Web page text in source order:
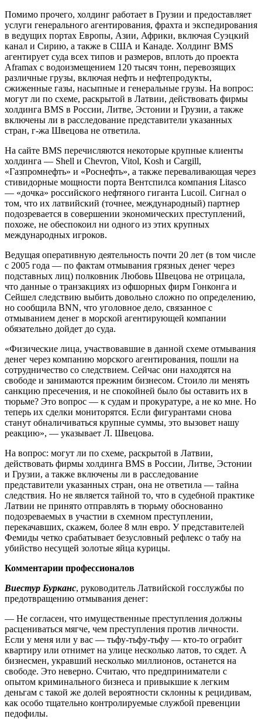
Помимо прочего, холдинг работает в Грузии и предоставляет
услуги генерального агентирования, фрахта и экспедирования
в ведущих портах Европы, Азии, Африки, включая Суэцкий
канал и Сирию, а также в США и Канаде. Холдинг BMS
агентирует суда всех типов и размеров, вплоть до проекта
Aframax c водоизмещением 120 тысяч тонн, перевозящих
различные грузы, включая нефть и нефтепродукты,
сжиженные газы, насыпные и генеральные грузы. На вопрос:
могут ли по схеме, раскрытой в Латвии, действовать фирмы
холдинга BMS в России, Литве, Эстонии и Грузии, а также
включены ли в расследование представители указанных
стран, г-жа Швецова не ответила.
На сайте BMS перечисляются некоторые крупные клиенты
холдинга — Shell и Chevron, Vitol, Kosh и Cargill,
«Газпромнефть» и «Роснефть», а также переваливающая через
стивидорные мощности порта Вентспилса компания Litasco
— «дочка» российского нефтяного гиганта Lucoil. Сигнал о
том, что их латвийский (точнее, международный) партнер
подозревается в совершении экономических преступлений,
похоже, не обеспокоил ни одного из этих крупных
международных игроков.
Ведущая оперативную деятельность почти 20 лет (в том числе
с 2005 года — по фактам отмывания грязных денег через
подставных лиц) полковник Любовь Швецова не отрицала,
что данные о транзакциях из офшорных фирм Гонконга и
Сейшел следствию выбить довольно сложно по определению,
но сообщила BNN, что уголовное дело, связанное с
отмыванием денег в морской агентирующей компании
обязательно дойдет до суда.
«Физические лица, участвовавшие в данной схеме отмывания
денег через компанию морского агентирования, пошли на
сотрудничество со следствием. Сейчас они находятся на
свободе и занимаются прежним бизнесом. Стоило ли менять
санкцию пресечения, и не спокойней было бы оставить их в
тюрьме? Это вопрос — к судам и прокуратуре, а не ко мне. Но
теперь их сделки мониторятся. Если фигурантами снова
станут обналичиваться крупные суммы, это вызовет нашу
реакцию», — указывает Л. Швецова.
На вопрос: могут ли по схеме, раскрытой в Латвии,
действовать фирмы холдинга BMS в России, Литве, Эстонии
и Грузии, а также включены ли в расследование
представители указанных стран, она не ответила — тайна
следствия. Но не является тайной то, что в судебной практике
Латвии не принято отправлять в тюрьму обоснованно
подозреваемых в участии в схемном преступлении,
перекачавших, скажем, более 8 млн евро. У представителей
Фемиды четко срабатывает безусловный рефлекс о табу на
убийство несущей золотые яйца курицы.
Комментарии профессионалов
Виестур Бурканс, руководитель Латвийской госслужбы по
предотвращению отмывания денег:
— Не согласен, что имущественные преступления должны
расцениваться мягче, чем преступления против личности.
Если у меня или у вас — тьфу-тьфу-тьфу — кто-то ограбит
квартиру или отнимет на улице несколько латов, то сядет. А
бизнесмен, укравший несколько миллионов, останется на
свободе. Это неверно. Считаю, что предприниматели с
опытом криминального бизнеса и привыкшие к легким
деньгам с такой же долей вероятности склонны к рецидивам,
как особо тщательно контролируемые службой превенции
педофилы.